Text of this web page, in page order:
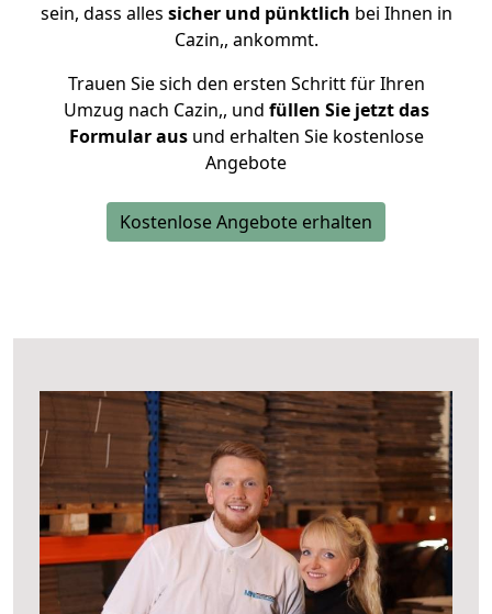
sein, dass alles sicher und pünktlich bei Ihnen in
Cazin,, ankommt.
Trauen Sie sich den ersten Schritt für Ihren
Umzug nach Cazin,, und füllen Sie jetzt das
Formular ausund erhalten Sie kostenlose
Angebote
Kostenlose Angebote erhalten